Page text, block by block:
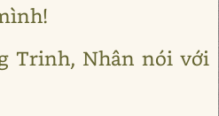
Trinh, Nhân nói với